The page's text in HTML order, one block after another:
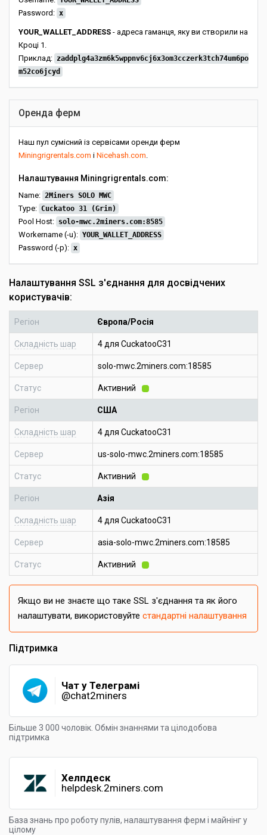
Password: x
YOUR_WALLET_ADDRESS - адреса гаманця, яку ви створили на
Кроці 1.
Приклад: zaddplg4a3zm6k5wppnv6cj6x3om3cczerk3tch74um6po
m52co6jcyd
Оренда ферм
Наш пул сумісний із сервісами оренди ферм
Miningrigrentals.com і Nicehash.com.
Налаштування Miningrigrentals.com:
Name: 2Miners SOLO MWC
Type: Cuckatoo 31 (Grin)
Pool Host: solo-mwc.2miners.com:8585
Workername (-u): YOUR_WALLET_ADDRESS
Password (-p): x
Налаштування SSL з'єднання для досвідчених
користувачів:
Регіон Європа/Росія
Складність шар 4 для CuckatooC31
Сервер solo-mwc.2miners.com:18585
Статус Активний
Регіон США
Складність шар 4 для CuckatooC31
Сервер us-solo-mwc.2miners.com:18585
Статус Активний
Регіон Азія
Складність шар 4 для CuckatooC31
Сервер asia-solo-mwc.2miners.com:18585
Статус Активний
Якщо ви не знаєте що таке SSL з'єднання та як його
налаштувати, використовуйте стандартні налаштування
Підтримка
Чат у Телеграмі
@chat2miners
Більше 3 000 чоловік. Обмін знаннями та цілодобова
підтримка
Хелпдеск
helpdesk.2miners.com
База знань про роботу пулів, налаштування ферм і майнінг у
цілому